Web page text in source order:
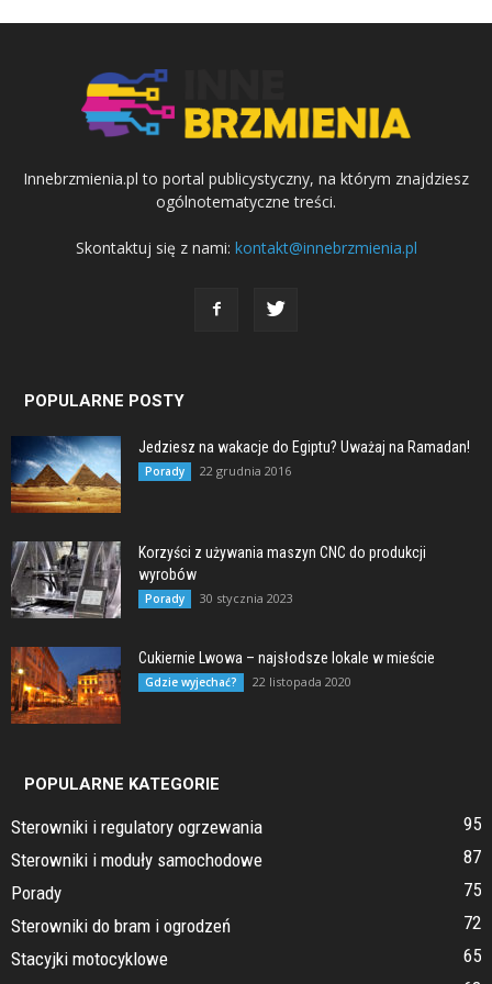
Innebrzmienia.pl to portal publicystyczny, na którym znajdziesz
ogólnotematyczne treści.
Skontaktuj się z nami: kontakt@innebrzmienia.pl
POPULARNE POSTY
Jedziesz na wakacje do Egiptu? Uważaj na Ramadan!
Porady 22 grudnia 2016
Korzyści z używania maszyn CNC do produkcji
wyrobów
Porady 30 stycznia 2023
Cukiernie Lwowa – najsłodsze lokale w mieście
Gdzie wyjechać? 22 listopada 2020
POPULARNE KATEGORIE
Sterowniki i regulatory ogrzewania
95
Sterowniki i moduły samochodowe
87
Porady
75
Sterowniki do bram i ogrodzeń
72
Stacyjki motocyklowe
65